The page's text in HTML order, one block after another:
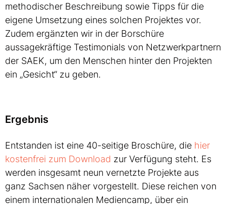
methodischer Beschreibung sowie Tipps für die
eigene Umsetzung eines solchen Projektes vor.
Zudem ergänzten wir in der Borschüre
aussagekräftige Testimonials von Netzwerkpartnern
der SAEK, um den Menschen hinter den Projekten
ein „Gesicht“ zu geben.
Ergebnis
Entstanden ist eine 40-seitige Broschüre, die hier
kostenfrei zum Download zur Verfügung steht. Es
werden insgesamt neun vernetzte Projekte aus
ganz Sachsen näher vorgestellt. Diese reichen von
einem internationalen Mediencamp, über ein